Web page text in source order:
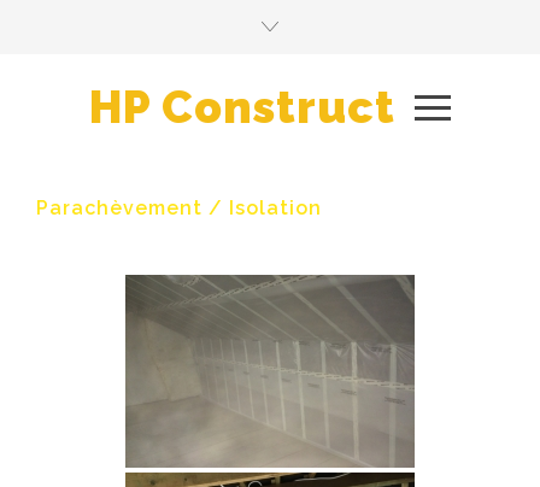
HP Construct
Parachèvement / Isolation